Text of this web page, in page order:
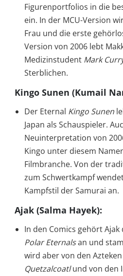
Figurenportfolios in die
ein. In der MCU-Version
Frau und die erste
Version von 2006 lebt
Medizinstudent Mark
Sterblichen.
Kingo Sunen (Kumail
Der Eternal Kingo Sunen
Japan als Schauspieler.
Neuinterpretation von
Kingo unter diesem
Filmbranche. Von der
zum Schwertkampf
Kampfstil der Samurai an.
Ajak (Salma Hayek):
In den Comics gehört
Polar Eternalsan und
wird aber von den
Quetzalcoatlund von den